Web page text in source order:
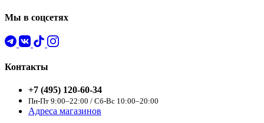
Мы в соцсетях
Контакты
+7 (495) 120-60-34
Пн-Пт 9:00–22:00 / Сб-Вс 10:00–20:00
Адреса магазинов